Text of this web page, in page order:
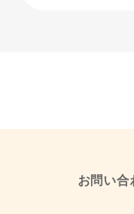
お問い